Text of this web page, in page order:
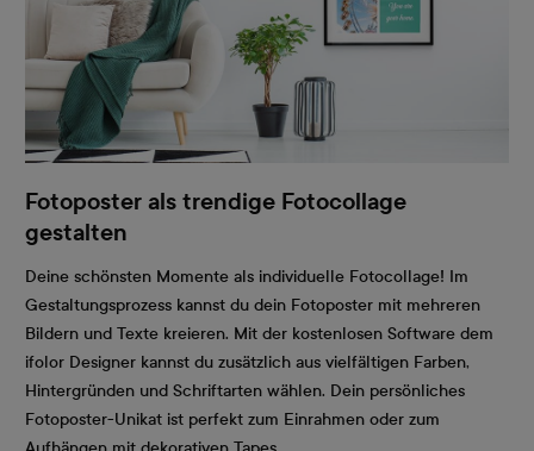
Fotoposter als trendige Fotocollage
gestalten
Deine schönsten Momente als individuelle Fotocollage! Im
Gestaltungsprozess kannst du dein Fotoposter mit mehreren
Bildern und Texte kreieren. Mit der kostenlosen Software dem
ifolor Designer kannst du zusätzlich aus vielfältigen Farben,
Hintergründen und Schriftarten wählen. Dein persönliches
Fotoposter-Unikat ist perfekt zum Einrahmen oder zum